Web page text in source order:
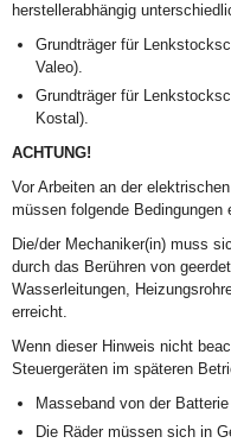
herstellerabhängig
Grundträger für
Valeo).
Grundträger für
Kostal).
ACHTUNG!
Vor Arbeiten an der
müssen folgende Bedingungen
Die/der Mechaniker(in) muss
durch das Berühren von
Wasserleitungen,
erreicht.
Wenn dieser Hinweis nicht
Steuergeräten im späteren
Masseband von der
Die Räder müssen sich in